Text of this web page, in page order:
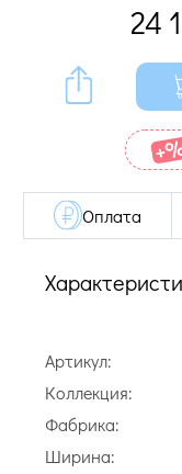
24
Артикул:
Коллекция:
Фабрика:
Ширина:
Оплата